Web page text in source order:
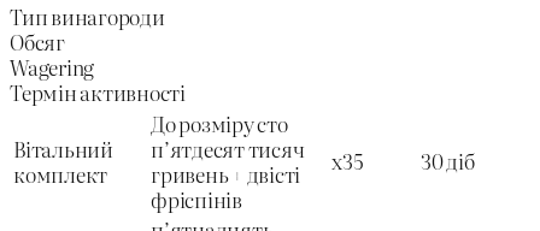
Тип винагороди
Обсяг
Wagering
Термін активності
Вітальний
комплект
До розміру сто
п’ятдесят тисяч
гривень + двісті
фріспінів
х35 30 діб